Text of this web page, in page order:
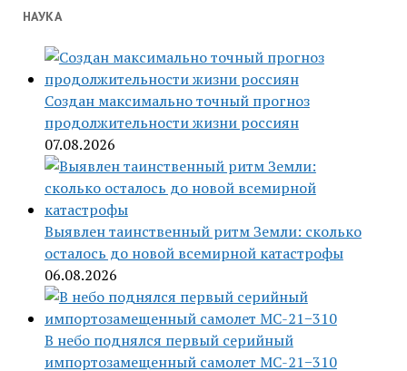
НАУКА
Создан максимально точный прогноз
продолжительности жизни россиян
07.08.2026
Выявлен таинственный ритм Земли: сколько
осталось до новой всемирной катастрофы
06.08.2026
В небо поднялся первый серийный
импортозамещенный самолет МС-21−310